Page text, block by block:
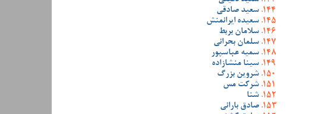
سعید صادقی
سعیده ایرانمنش
سلامان بربط
سلمان بحرانی
سمیه عباسپور
سینا منشازاده
شروین بزرگ
شرکت مس
شنا
صادق بارانی